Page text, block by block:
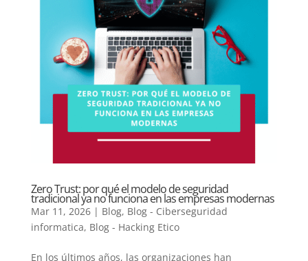
Zero Trust: por qué el modelo de seguridad
tradicional ya no funciona en las empresas modernas
Mar 11, 2026| Blog, Blog - Ciberseguridad
informatica, Blog - Hacking Etico
En los últimos años, las organizaciones han